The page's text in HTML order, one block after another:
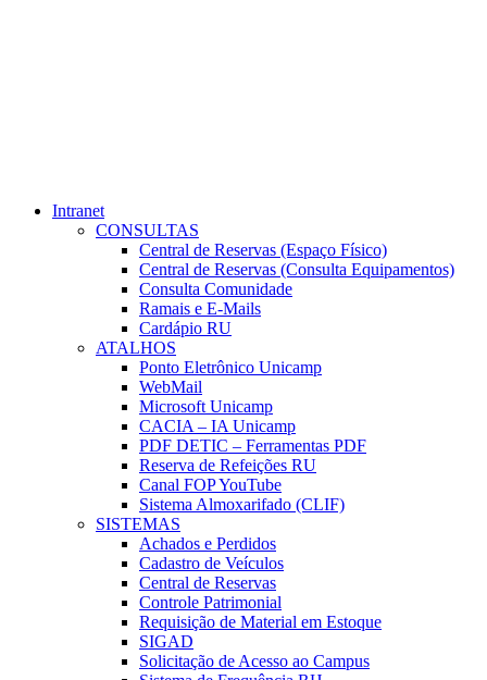
Intranet
CONSULTAS
Central de Reservas (Espaço Físico)
Central de Reservas (Consulta Equipamentos)
Consulta Comunidade
Ramais e E-Mails
Cardápio RU
ATALHOS
Ponto Eletrônico Unicamp
WebMail
Microsoft Unicamp
CACIA – IA Unicamp
PDF DETIC – Ferramentas PDF
Reserva de Refeições RU
Canal FOP YouTube
Sistema Almoxarifado (CLIF)
SISTEMAS
Achados e Perdidos
Cadastro de Veículos
Central de Reservas
Controle Patrimonial
Requisição de Material em Estoque
SIGAD
Solicitação de Acesso ao Campus